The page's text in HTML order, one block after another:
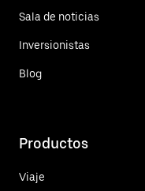
Sala de noticias
Inversionistas
Blog
Productos
Viaje